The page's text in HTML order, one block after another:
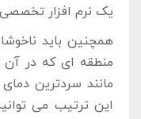
یک نرم افزار
همچنین باید
منطقه‌ ای که در آن
مانند سردترین
این ترتیب می‌